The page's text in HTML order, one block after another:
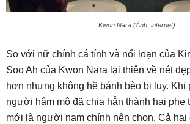
Kwon Nara (Ảnh: internet)
So với nữ chính cá tính và nổi loạn của
Soo Ah của Kwon Nara lại thiên về nét
hơn nhưng không hề bánh bèo bi lụy. Khi
người hâm mộ đã chia hẳn thành hai phe
mới là người nam chính nên chọn. Cả hai